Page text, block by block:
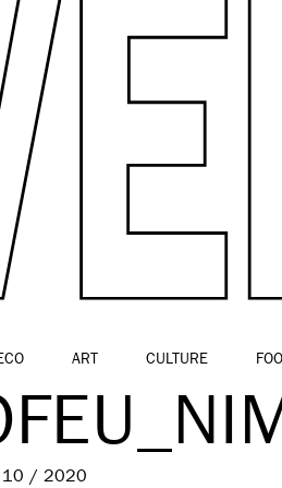
ART CULTURE
/ 2020